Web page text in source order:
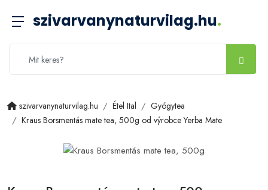
szivarvanynaturvilag.hu.
szivarvanynaturvilag.hu Étel Ital
Gyógytea
Kraus Borsmentás mate tea, 500g od výrobce Yerba Mate